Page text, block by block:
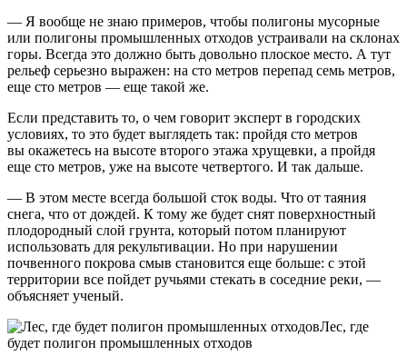
— Я вообще не знаю примеров, чтобы полигоны мусорные
или полигоны промышленных отходов устраивали на склонах
горы. Всегда это должно быть довольно плоское место. А тут
рельеф серьезно выражен: на сто метров перепад семь метров,
еще сто метров — еще такой же.
Если представить то, о чем говорит эксперт в городских
условиях, то это будет выглядеть так: пройдя сто метров
вы окажетесь на высоте второго этажа хрущевки, а пройдя
еще сто метров, уже на высоте четвертого. И так дальше.
— В этом месте всегда большой сток воды. Что от таяния
снега, что от дождей. К тому же будет снят поверхностный
плодородный слой грунта, который потом планируют
использовать для рекультивации. Но при нарушении
почвенного покрова смыв становится еще больше: с этой
территории все пойдет ручьями стекать в соседние реки, —
объясняет ученый.
Лес, где
будет полигон промышленных отходов